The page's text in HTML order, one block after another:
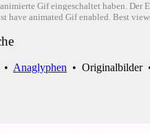
Gif eingeschaltet haben. Der
have animated Gif enabled. Best
• Anaglyphen • Originalbilder